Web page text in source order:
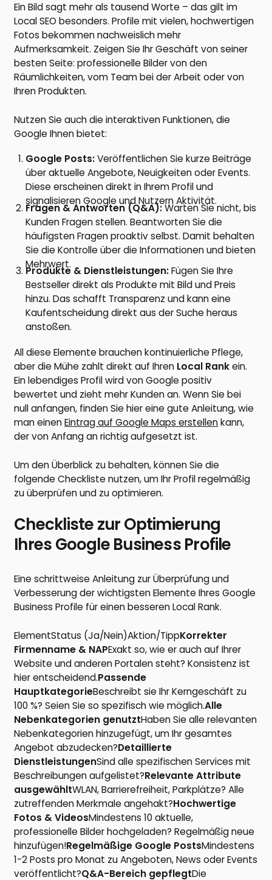
Ein Bild sagt mehr als tausend Worte – das gilt im
Local SEO besonders. Profile mit vielen, hochwertigen
Fotos bekommen nachweislich mehr
Aufmerksamkeit. Zeigen Sie Ihr Geschäft von seiner
besten Seite: professionelle Bilder von den
Räumlichkeiten, vom Team bei der Arbeit oder von
Ihren Produkten.
Nutzen Sie auch die interaktiven Funktionen, die
Google Ihnen bietet:
Google Posts:Veröffentlichen Sie kurze Beiträge
über aktuelle Angebote, Neuigkeiten oder Events.
Diese erscheinen direkt in Ihrem Profil und
signalisieren Google und Nutzern Aktivität.
Fragen & Antworten (Q&A):Warten Sie nicht, bis
Kunden Fragen stellen. Beantworten Sie die
häufigsten Fragen proaktiv selbst. Damit behalten
Sie die Kontrolle über die Informationen und bieten
Mehrwert.
Produkte & Dienstleistungen:Fügen Sie Ihre
Bestseller direkt als Produkte mit Bild und Preis
hinzu. Das schafft Transparenz und kann eine
Kaufentscheidung direkt aus der Suche heraus
anstoßen.
All diese Elemente brauchen kontinuierliche Pflege,
aber die Mühe zahlt direkt auf Ihren Local Rankein.
Ein lebendiges Profil wird von Google positiv
bewertet und zieht mehr Kunden an. Wenn Sie bei
null anfangen, finden Sie hier eine gute Anleitung, wie
man einenEintrag auf Google Maps erstellenkann,
der von Anfang an richtig aufgesetzt ist.
Um den Überblick zu behalten, können Sie die
folgende Checkliste nutzen, um Ihr Profil regelmäßig
zu überprüfen und zu optimieren.
Checkliste zur Optimierung
Ihres Google Business Profile
Eine schrittweise Anleitung zur Überprüfung und
Verbesserung der wichtigsten Elemente Ihres Google
Business Profile für einen besseren Local Rank.
ElementStatus (Ja/Nein)Aktion/TippKorrekter
Firmenname & NAPExakt so, wie er auch auf Ihrer
Website und anderen Portalen steht? Konsistenz ist
hier entscheidend.Passende
HauptkategorieBeschreibt sie Ihr Kerngeschäft zu
100 %? Seien Sie so spezifisch wie möglich.Alle
Nebenkategorien genutztHaben Sie alle relevanten
Nebenkategorien hinzugefügt, um Ihr gesamtes
Angebot abzudecken?Detaillierte
DienstleistungenSind alle spezifischen Services mit
Beschreibungen aufgelistet?Relevante Attribute
ausgewähltWLAN, Barrierefreiheit, Parkplätze? Alle
zutreffenden Merkmale angehakt?Hochwertige
Fotos & VideosMindestens 10 aktuelle,
professionelle Bilder hochgeladen? Regelmäßig neue
hinzufügen!Regelmäßige Google PostsMindestens
1-2 Posts pro Monat zu Angeboten, News oder Events
veröffentlicht?Q&A-Bereich gepflegtDie